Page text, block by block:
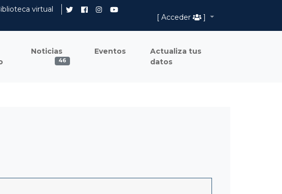
virtual
[ Acceder
]
Noticias
46
Eventos
Actualiza tus
datos